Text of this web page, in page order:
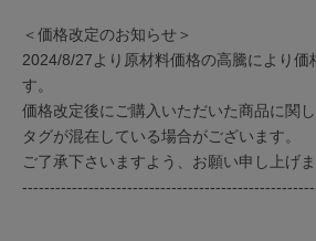
＜価格改定のお知らせ＞
2024/8/27より原材料価格の高騰により価
す。
価格改定後にご購入いただいた商品に関
タグが混在している場合がございます。
ご了承下さいますよう、お願い申し上げま